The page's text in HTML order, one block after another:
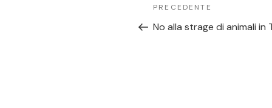
PRECEDENTE
No alla strage di animali in